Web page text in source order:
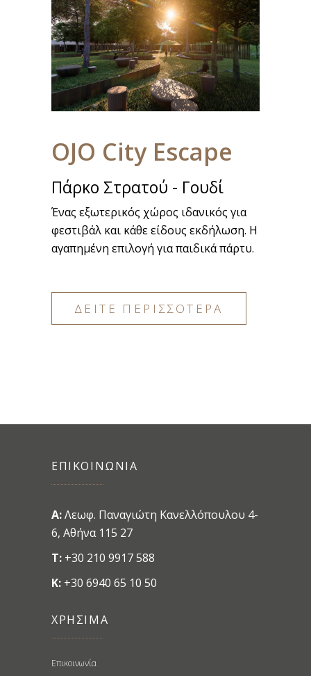
OJO City Escape
Πάρκο Στρατού - Γουδί
Ένας εξωτερικός χώρος ιδανικός για
φεστιβάλ και κάθε είδους εκδήλωση. Η
αγαπημένη επιλογή για παιδικά πάρτυ.
ΔΕΙΤΕ ΠΕΡΙΣΣΟΤΕΡΑ
ΕΠΙΚΟΙΝΩΝΙΑ
A:Λεωφ. Παναγιώτη Κανελλόπουλου 4-
6, Αθήνα 115 27
T: +30 210 9917 588
K: +30 6940 65 10 50
ΧΡΗΣΙΜΑ
Επικοινωνία